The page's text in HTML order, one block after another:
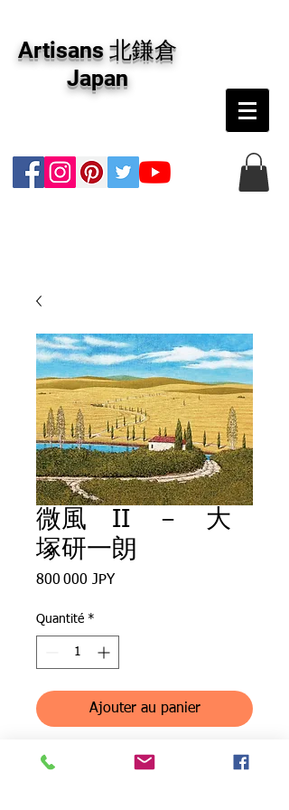
版画・切り絵など、コンテンポラリー並びにフ
ァインアートのオンライン販売をしています。
日本国内の抽象画・具象画の画家に加え、海外
のアーティストの作品もお取り寄せ頂けます。
インテリアとして、大切な方へのギフトとし
Artisans 北鎌倉
Japan
微風 II － 大
塚研一朗
800 000 JPYPrix
Quantité *
Ajouter au panier
Breeze II - Acrylic painting by